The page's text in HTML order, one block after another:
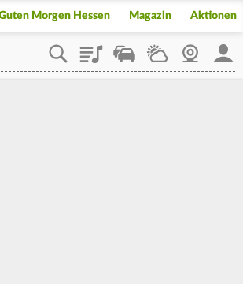
Morgen Hessen Magazin Aktionen
PlaylistStaupilotWetterWebcam